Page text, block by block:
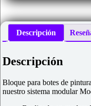
Descripción
Descripción
Bloque para botes de
nuestro sistema modular